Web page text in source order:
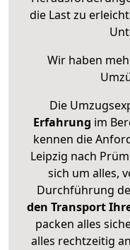
die Last zu
Wir haben
Die
Erfahrung im
kennen die
Leipzig nach
sich um alles,
Durchführung
den Transport
packen alles
alles rechtzeitig